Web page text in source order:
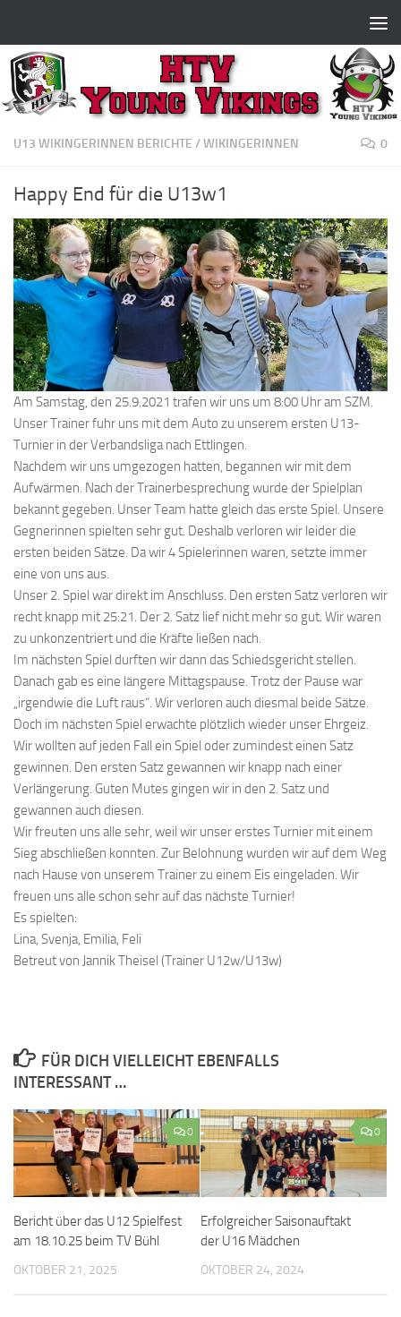
U13 WIKINGERINNEN BERICHTE /WIKINGERINNEN 0
Happy End für die U13w1
Am Samstag, den 25.9.2021 trafen wir uns um 8:00 Uhr am SZM.
Unser Trainer fuhr uns mit dem Auto zu unserem ersten U13-
Turnier in der Verbandsliga nach Ettlingen.
Nachdem wir uns umgezogen hatten, begannen wir mit dem
Aufwärmen. Nach der Trainerbesprechung wurde der Spielplan
bekannt gegeben. Unser Team hatte gleich das erste Spiel. Unsere
Gegnerinnen spielten sehr gut. Deshalb verloren wir leider die
ersten beiden Sätze. Da wir 4 Spielerinnen waren, setzte immer
eine von uns aus.
Unser 2. Spiel war direkt im Anschluss. Den ersten Satz verloren wir
recht knapp mit 25:21. Der 2. Satz lief nicht mehr so gut. Wir waren
zu unkonzentriert und die Kräfte ließen nach.
Im nächsten Spiel durften wir dann das Schiedsgericht stellen.
Danach gab es eine längere Mittagspause. Trotz der Pause war
„irgendwie die Luft raus“. Wir verloren auch diesmal beide Sätze.
Doch im nächsten Spiel erwachte plötzlich wieder unser Ehrgeiz.
Wir wollten auf jeden Fall ein Spiel oder zumindest einen Satz
gewinnen. Den ersten Satz gewannen wir knapp nach einer
Verlängerung. Guten Mutes gingen wir in den 2. Satz und
gewannen auch diesen.
Wir freuten uns alle sehr, weil wir unser erstes Turnier mit einem
Sieg abschließen konnten. Zur Belohnung wurden wir auf dem Weg
nach Hause von unserem Trainer zu einem Eis eingeladen. Wir
freuen uns alle schon sehr auf das nächste Turnier!
Es spielten:
Lina, Svenja, Emilia, Feli
Betreut von Jannik Theisel (Trainer U12w/U13w)
FÜR DICH VIELLEICHT EBENFALLS
INTERESSANT …
0
Bericht über das U12 Spielfest
am 18.10.25 beim TV Bühl
OKTOBER 21, 2025
0
Erfolgreicher Saisonauftakt
der U16 Mädchen
OKTOBER 24, 2024